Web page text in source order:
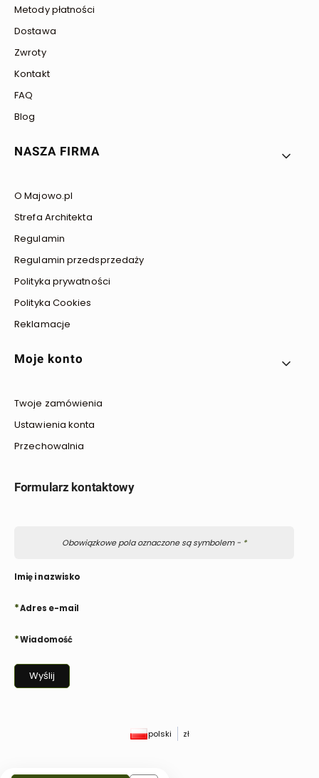
Metody płatności
Dostawa
Zwroty
Kontakt
FAQ
Blog
NASZA FIRMA
O Majowo.pl
Strefa Architekta
Regulamin
Regulamin przedsprzedaży
Polityka prywatności
Polityka Cookies
Reklamacje
Moje konto
Twoje zamówienia
Ustawienia konta
Przechowalnia
Formularz kontaktowy
Obowiązkowe pola oznaczone są symbolem - *
Imię i nazwisko
*Adres e-mail
*Wiadomość
Wyślij
polski zł